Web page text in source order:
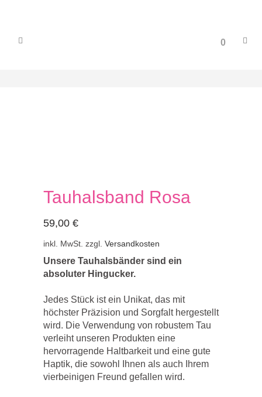
0
Tauhalsband Rosa
59,00 €
inkl. MwSt. zzgl. Versandkosten
Unsere Tauhalsbänder sind ein
absoluter Hingucker.
Jedes Stück ist ein Unikat, das mit
höchster Präzision und Sorgfalt hergestellt
wird. Die Verwendung von robustem Tau
verleiht unseren Produkten eine
hervorragende Haltbarkeit und eine gute
Haptik, die sowohl Ihnen als auch Ihrem
vierbeinigen Freund gefallen wird.